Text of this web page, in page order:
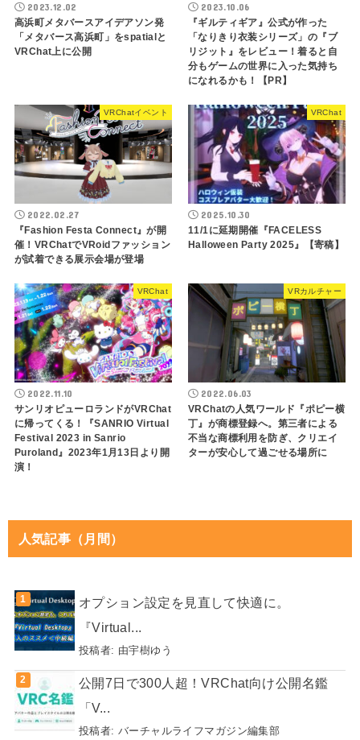
2023.12.02
高浜町メタバースアイデアソン発
「メタバース高浜町」をspatialと
VRChat上に公開
2023.10.06
『ギルティギア』公式が作った
「なりきり衣装シリーズ」の『ブ
リジット』をレビュー！着ると自
分もゲームの世界に入った気持ち
になれるかも！【PR】
VRChatイベント
2022.02.27
『Fashion Festa Connect』が開
催！VRChatでVRoidファッション
が試着できる展示会場が登場
VRChat
2025.10.30
11/1に延期開催『FACELESS
Halloween Party 2025』【寄稿】
VRChat
2022.11.10
サンリオピューロランドがVRChat
に帰ってくる！『SANRIO Virtual
Festival 2023 in Sanrio
Puroland』2023年1月13日より開
演！
VRカルチャー
2022.06.03
VRChatの人気ワールド『ポピー横
丁』が商標登録へ。第三者による
不当な商標利用を防ぎ、クリエイ
ターが安心して過ごせる場所に
人気記事（月間）
オプション設定を見直して快適に。
『Virtual...
投稿者: 由宇樹ゆう
公開7日で300人超！VRChat向け公開名鑑
「V...
投稿者: バーチャルライフマガジン編集部